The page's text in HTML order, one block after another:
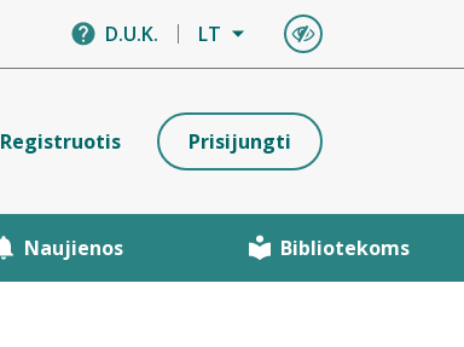
D.U.K. LT
Registruotis Prisijungti
Naujienos Bibliotekoms